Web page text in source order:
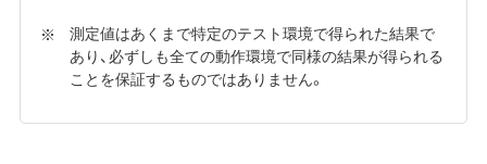
測定値はあくまで特定のテスト環境で得られた結果で
あり、必ずしも全ての動作環境で同様の結果が得られる
ことを保証するものではありません。